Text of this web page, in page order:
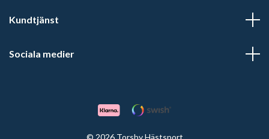
Kundtjänst
Sociala medier